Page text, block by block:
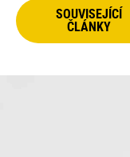
SOUVISEJÍCÍ
ČLÁNKY